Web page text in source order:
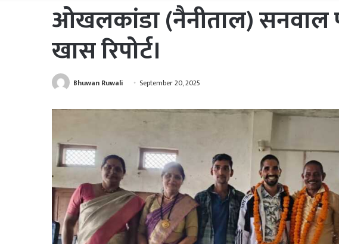
ओखलकांडा (नैनीताल) सनवाल
खास रिपोर्ट।
Bhuwan Ruwali September 20, 2025